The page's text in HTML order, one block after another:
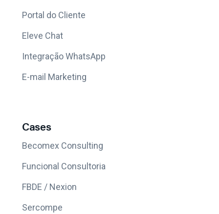
Portal do Cliente
Eleve Chat
Integração WhatsApp
E-mail Marketing
Cases
Becomex Consulting
Funcional Consultoria
FBDE / Nexion
Sercompe